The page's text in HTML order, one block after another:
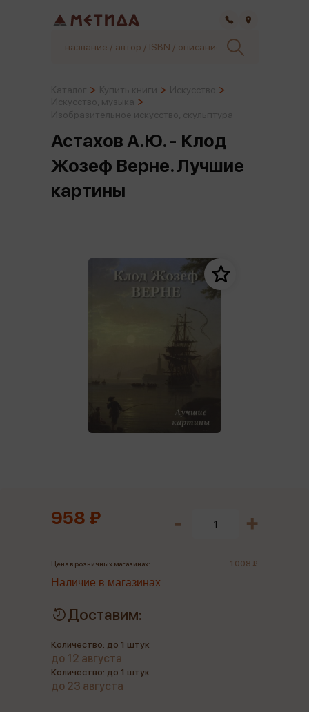
Астахов А.Ю. - Клод
Жозеф Верне. Лучшие
картины
958 ₽
Цена в розничных магазинах: 1 008 ₽
Наличие в магазинах
Доставим:
Количество: до 1 штук
до 12 августа
Количество: до 1 штук
до 23 августа